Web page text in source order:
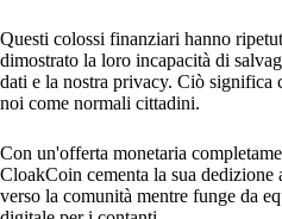
Questi colossi finanziari hanno
dimostrato la loro incapacità di
dati e la nostra privacy. Ciò significa
noi come normali cittadini.
Con un'offerta monetaria
CloakCoin cementa la sua dedizione
verso la comunità mentre funge da